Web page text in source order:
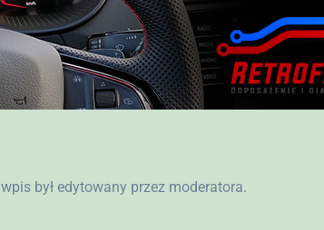
był edytowany przez moderatora.